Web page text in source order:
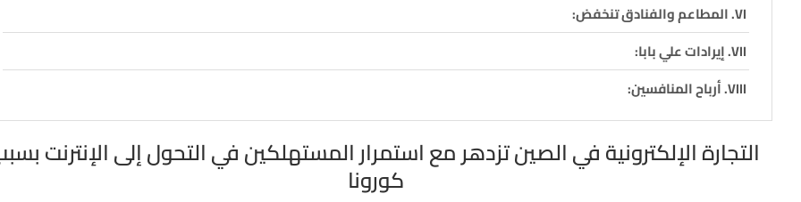
المطاعم والفنادق تنخفض:
إيرادات علي بابا:
أرباح المنافسين:
التجارة الإلكترونية في الصين تزدهر مع استمرار المستهلكين في التحول إلى الإنترنت
كورونا